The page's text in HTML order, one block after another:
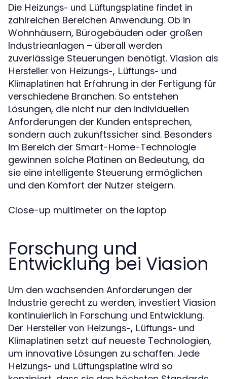
Die Heizungs- und Lüftungsplatine findet in
zahlreichen Bereichen Anwendung. Ob in
Wohnhäusern, Bürogebäuden oder großen
Industrieanlagen – überall werden
zuverlässige Steuerungen benötigt. Viasion als
Hersteller von Heizungs-, Lüftungs- und
Klimaplatinen hat Erfahrung in der Fertigung für
verschiedene Branchen. So entstehen
Lösungen, die nicht nur den individuellen
Anforderungen der Kunden entsprechen,
sondern auch zukunftssicher sind. Besonders
im Bereich der Smart-Home-Technologie
gewinnen solche Platinen an Bedeutung, da
sie eine intelligente Steuerung ermöglichen
und den Komfort der Nutzer steigern.
Close-up multimeter on the laptop
Forschung und
Entwicklung bei Viasion
Um den wachsenden Anforderungen der
Industrie gerecht zu werden, investiert Viasion
kontinuierlich in Forschung und Entwicklung.
Der Hersteller von Heizungs-, Lüftungs- und
Klimaplatinen setzt auf neueste Technologien,
um innovative Lösungen zu schaffen. Jede
Heizungs- und Lüftungsplatine wird so